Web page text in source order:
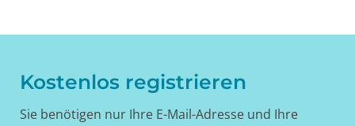
Kostenlos registrieren
Sie benötigen nur Ihre E-Mail-Adresse und Ihre